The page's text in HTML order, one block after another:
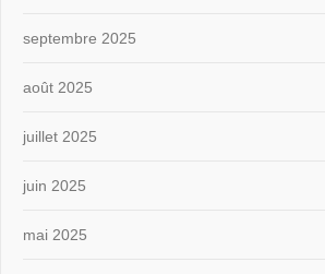
septembre 2025
août 2025
juillet 2025
juin 2025
mai 2025